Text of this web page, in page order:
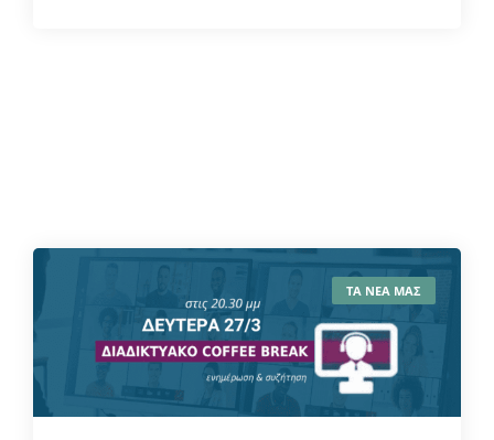
ΤΑ ΝΕΑ ΜΑΣ